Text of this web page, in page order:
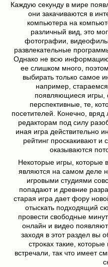
Каждую секунду в мире
они закачиваются в
компьютера на
различный вид, это
фотографии,
развлекательные
Однако не всю информацию
ее слишком много,
выбирать только самое
например,
появляющиеся игры,
перспективные, те,
посетителей. Конечно,
редакторам под силу
иная игра действительно
рейтинг проскакивают и
оказываются
Некоторые игры, которые
являются на самом деле
игровыми студиями
попадают и древние
старая игра дает фору
отыскать подходящий
провести свободные
онлайн и видео
заходя в этот раздел вы
строках такие,
встречали, так что имеет